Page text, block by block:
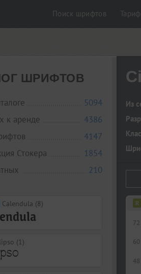
Поиск шрифтов
ШРИФТОВ
5094
к аренде
4386
4147
Стокера
1854
210
Calendula (8)
(1)
Из